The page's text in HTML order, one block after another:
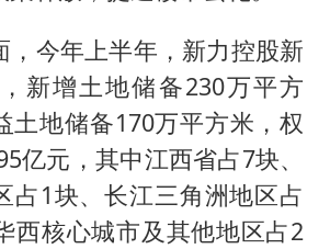
，今年上半年，新力控股新
新增土地储备230万平方
土地储备170万平方米，权
亿元，其中江西省占7块、
占1块、长江三角洲地区占
西核心城市及其他地区占2